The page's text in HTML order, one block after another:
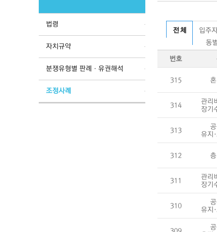
법령
자치규약
분쟁유형별 판례ㆍ유권해석
조정사례
전 체
입주
동
번호
315
314
관리
장기
313
유지
312
311
관리
장기
310
유지